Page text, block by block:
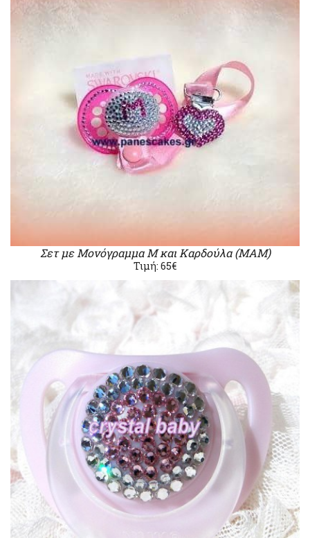
Σετ με Μονόγραμμα Μ και Καρδούλα (ΜΑΜ)
Τιμή: 65€